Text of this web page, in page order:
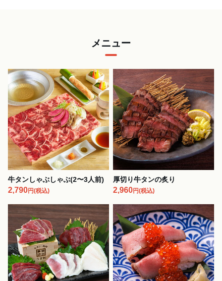
メニュー
牛タンしゃぶしゃぶ(2〜3人前)
2,790円(税込)
厚切り牛タンの炙り
2,960円(税込)